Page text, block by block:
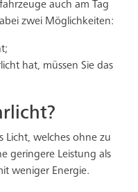
auch am Tag
zwei Möglichkeiten:
hat, müssen Sie das
Licht, welches ohne zu
geringere Leistung als
weniger Energie.